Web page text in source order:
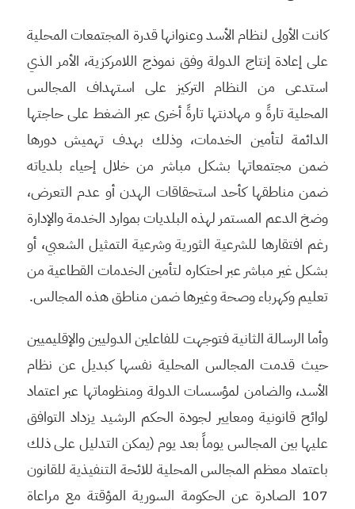
كانت الأولى لنظام الأسد وعنوانها قدرة المجتمعات المحلية
على إعادة إنتاج الدولة وفق نموذج اللامركزية، الأمر الذي
استدعى من النظام التركيز على استهداف المجالس
المحلية تارةً و مهادنتها تارةً أخرى عبر الضغط على حاجتها
الدائمة لتأمين الخدمات، وذلك بهدف تهميش دورها
ضمن مجتمعاتها بشكل مباشر من خلال إحياء بلدياته
ضمن مناطقها كأحد استحقاقات الهدن أو عدم التعرض،
وضخ الدعم المستمر لهذه البلديات بموارد الخدمة والإدارة
رغم افتقارها للشرعية الثورية وشرعية التمثيل الشعبي، أو
بشكل غير مباشر عبر احتكاره لتأمين الخدمات القطاعية من
تعليم وكهرباء وصحة وغيرها ضمن مناطق هذه المجالس.
وأما الرسالة الثانية فتوجهت للفاعلين الدوليين والإقليميين
حيث قدمت المجالس المحلية نفسها كبديل عن نظام
الأسد، والضامن لمؤسسات الدولة ومنظوماتها عبر اعتماد
لوائح قانونية ومعايير لجودة الحكم الرشيد يزداد التوافق
عليها بين المجالس يوماً بعد يوم (يمكن التدليل على ذلك
باعتماد معظم المجالس المحلية للائحة التنفيذية للقانون
107 الصادرة عن الحكومة السورية المؤقتة مع مراعاة